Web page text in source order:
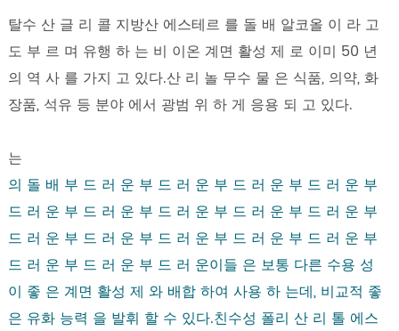
탈수 산 글 리 콜 지방산 에스테르 를 돌 배 알코올 이 라 고
도 부 르 며 유행 하 는 비 이온 계면 활성 제 로 이미 50 년
의 역 사 를 가지 고 있다.산 리 놀 무수 물 은 식품, 의약, 화
장품, 석유 등 분야 에서 광범 위 하 게 응용 되 고 있다.
는
의 돌 배 부 드 러 운 부 드 러 운 부 드 러 운 부 드 러 운 부
드 러 운 부 드 러 운 부 드 러 운 부 드 러 운 부 드 러 운 부
드 러 운 부 드 러 운 부 드 러 운 부 드 러 운 부 드 러 운 부
드 러 운 부 드 러 운 부 드 러 운이들 은 보통 다른 수용 성
이 좋 은 계면 활성 제 와 배합 하여 사용 하 는데, 비교적 좋
은 유화 능력 을 발휘 할 수 있다.친수성 폴리 산 리 톨 에스